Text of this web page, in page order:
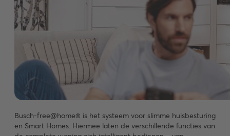
Busch-free@home® is het systeem voor slimme huisbesturing
en Smart Homes. Hiermee laten de verschillende functies van